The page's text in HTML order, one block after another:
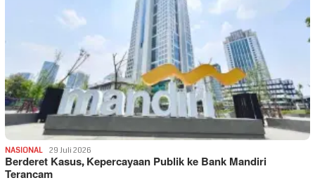
NASIONAL 29 Juli 2026
Berderet Kasus, Kepercayaan Publik ke Bank Mandiri
Terancam